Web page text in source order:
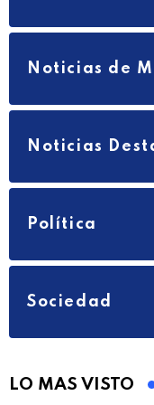
Noticias de
Noticias
Política
Sociedad
LO MAS VISTO